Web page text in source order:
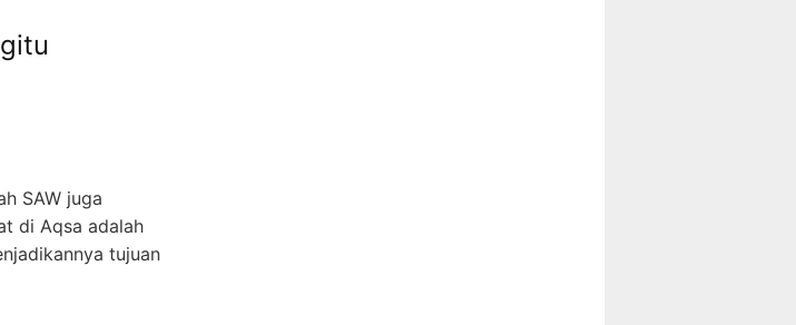
SAW juga
di Aqsa adalah
tujuan